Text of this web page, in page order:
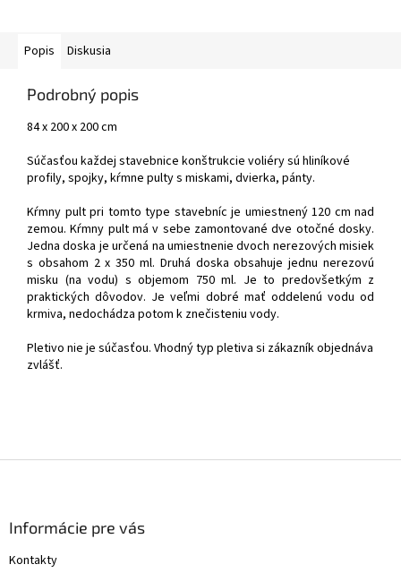
Popis Diskusia
Podrobný popis
84 x 200 x 200 cm
Súčasťou každej stavebnice konštrukcie voliéry sú hliníkové
profily, spojky, kŕmne pulty s miskami, dvierka, pánty.
Kŕmny pult pri tomto type stavebníc je umiestnený 120 cm nad
zemou. Kŕmny pult má v sebe zamontované dve otočné dosky.
Jedna doska je určená na umiestnenie dvoch nerezových misiek
s obsahom 2 x 350 ml. Druhá doska obsahuje jednu nerezovú
misku (na vodu) s objemom 750 ml. Je to predovšetkým z
praktických dôvodov. Je veľmi dobré mať oddelenú vodu od
krmiva, nedochádza potom k znečisteniu vody.
Pletivo nie je súčasťou. Vhodný typ pletiva si zákazník objednáva
zvlášť.
Informácie pre vás
Kontakty